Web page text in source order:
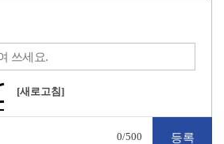
[새로고침]
0/500